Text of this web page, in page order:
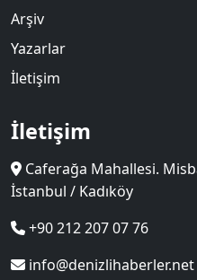
Arşiv
Yazarlar
İletişim
İletişim
Caferağa Mahallesi.
İstanbul / Kadıköy
+90 212 207 07 76
info@denizlihaberler.net